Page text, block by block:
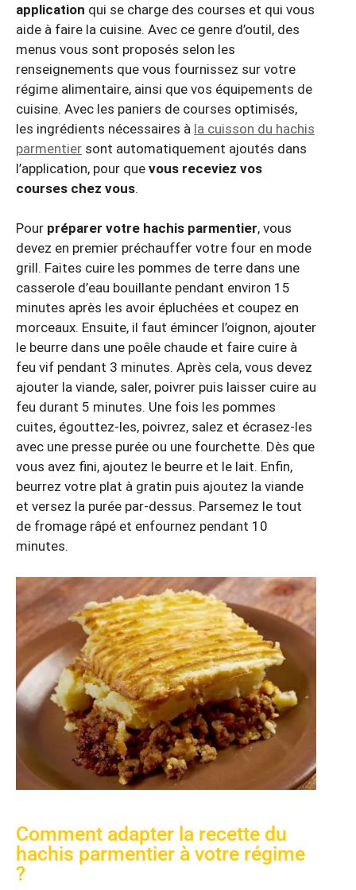
application qui se charge des courses et qui vous
aide à faire la cuisine. Avec ce genre d’outil, des
menus vous sont proposés selon les
renseignements que vous fournissez sur votre
régime alimentaire, ainsi que vos équipements de
cuisine. Avec les paniers de courses optimisés,
les ingrédients nécessaires à la cuisson du hachis
parmentier sont automatiquement ajoutés dans
l’application, pour que vous receviez vos
courses chez vous.
Pour préparer votre hachis parmentier, vous
devez en premier préchauffer votre four en mode
grill. Faites cuire les pommes de terre dans une
casserole d’eau bouillante pendant environ 15
minutes après les avoir épluchées et coupez en
morceaux. Ensuite, il faut émincer l’oignon, ajouter
le beurre dans une poêle chaude et faire cuire à
feu vif pendant 3 minutes. Après cela, vous devez
ajouter la viande, saler, poivrer puis laisser cuire au
feu durant 5 minutes. Une fois les pommes
cuites, égouttez-les, poivrez, salez et écrasez-les
avec une presse purée ou une fourchette. Dès que
vous avez fini, ajoutez le beurre et le lait. Enfin,
beurrez votre plat à gratin puis ajoutez la viande
et versez la purée par-dessus. Parsemez le tout
de fromage râpé et enfournez pendant 10
minutes.
Comment adapter la recette du
hachis parmentier à votre régime
?